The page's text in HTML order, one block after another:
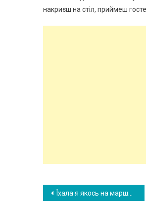
накриєш на стіл, приймеш
Post
Їхала я якось на маршрутці, а дама ззаду мене, розповіла подрузі таке, після чого я ще довго не могла прийти в себе